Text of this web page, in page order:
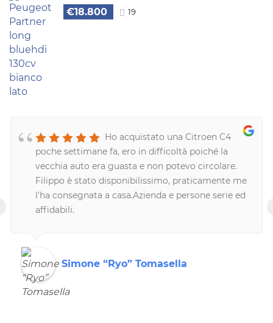
€18.800 19
Ho acquistato una Citroen C4
poche settimane fa, ero in difficoltà poiché la
vecchia auto era guasta e non potevo circolare.
Filippo è stato disponibilissimo, praticamente me
l'ha consegnata a casa.Azienda e persone serie ed
affidabili.
Simone “Ryo” Tomasella